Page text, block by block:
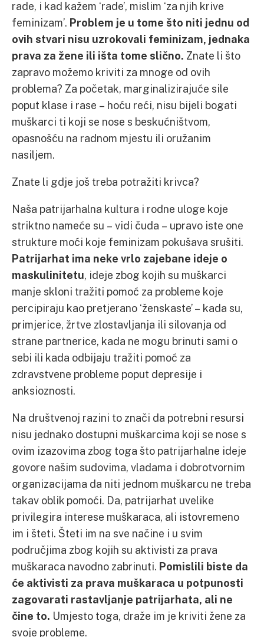
rade, i kad kažem ‘rade’, mislim ‘za njih krive
feminizam’. Problem je u tome što niti jednu od
ovih stvari nisu uzrokovali feminizam, jednaka
prava za žene ili išta tome slično. Znate li što
zapravo možemo kriviti za mnoge od ovih
problema? Za početak, marginalizirajuće sile
poput klase i rase – hoću reći, nisu bijeli bogati
muškarci ti koji se nose s beskućništvom,
opasnošću na radnom mjestu ili oružanim
nasiljem.
Znate li gdje još treba potražiti krivca?
Naša patrijarhalna kultura i rodne uloge koje
striktno nameće su – vidi čuda – upravo iste one
strukture moći koje feminizam pokušava srušiti.
Patrijarhat ima neke vrlo zajebane ideje o
maskulinitetu, ideje zbog kojih su muškarci
manje skloni tražiti pomoć za probleme koje
percipiraju kao pretjerano ‘ženskaste’ – kada su,
primjerice, žrtve zlostavljanja ili silovanja od
strane partnerice, kada ne mogu brinuti sami o
sebi ili kada odbijaju tražiti pomoć za
zdravstvene probleme poput depresije i
anksioznosti.
Na društvenoj razini to znači da potrebni resursi
nisu jednako dostupni muškarcima koji se nose s
ovim izazovima zbog toga što patrijarhalne ideje
govore našim sudovima, vladama i dobrotvornim
organizacijama da niti jednom muškarcu ne treba
takav oblik pomoći. Da, patrijarhat uvelike
privilegira interese muškaraca, ali istovremeno
im i šteti. Šteti im na sve načine i u svim
područjima zbog kojih su aktivisti za prava
muškaraca navodno zabrinuti. Pomislili biste da
će aktivisti za prava muškaraca u potpunosti
zagovarati rastavljanje patrijarhata, ali ne
čine to. Umjesto toga, draže im je kriviti žene za
svoje probleme.